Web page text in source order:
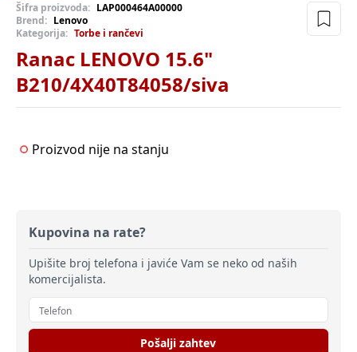
Šifra proizvoda: LAP000464A00000
Brend: Lenovo
Kategorija: Torbe i rančevi
Ranac LENOVO 15.6"
B210/4X40T84058/siva
Proizvod nije na stanju
Kupovina na rate?
Upišite broj telefona i javiće Vam se neko od naših
komercijalista.
Pošalji zahtev